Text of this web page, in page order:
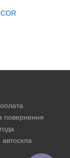
повернення